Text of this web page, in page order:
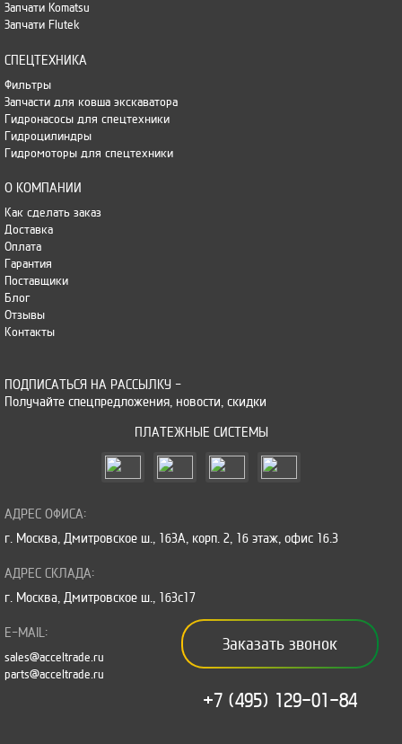
Запчати Komatsu
Запчати Flutek
СПЕЦТЕХНИКА
Фильтры
Запчасти для ковша экскаватора
Гидронасосы для спецтехники
Гидроцилиндры
Гидромоторы для спецтехники
О КОМПАНИИ
Как сделать заказ
Доставка
Оплата
Гарантия
Поставщики
Блог
Отзывы
Контакты
ПОДПИСАТЬСЯ НА РАССЫЛКУ -
Получайте спецпредложения, новости, скидки
ПЛАТЕЖНЫЕ СИСТЕМЫ
Заказать звонок
+7 (495) 129-01-84
АДРЕС ОФИСА:
г. Москва, Дмитровское ш., 163А, корп. 2, 16 этаж, офис 16.3
АДРЕС СКЛАДА:
г. Москва, Дмитровское ш., 163с17
E-MAIL:
sales@acceltrade.ru
parts@acceltrade.ru